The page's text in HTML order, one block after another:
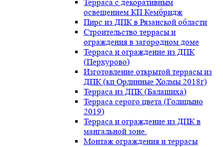
Терраса с декоративным
освещением КП Кембридж
Пирс из ДПК в Рязанской области
Строительство террасы и
ограждения в загородном доме
Терраса и ограждение из ДПК
(Перхурово)
Изготовление открытой террасы из
ДПК (кп Орлинные Холмы 2018г)
Терраса из ДПК (Балашиха)
Терраса серого цвета (Голицыно
2019)
Терраса и ограждение из ДПК в
мангальной зоне.
Монтаж ограждения и террасы